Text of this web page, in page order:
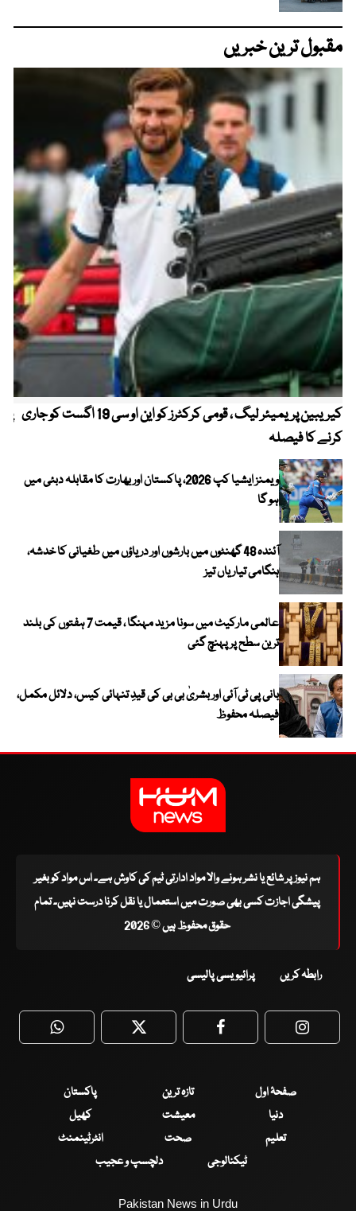
مقبول ترین خبریں
کیریبین پریمیئر لیگ ، قومی کرکٹرز کو این او سی 19 اگست کو جاری
کرنے کا فیصلہ
ویمنز ایشیا کپ 2026، پاکستان اور بھارت کا مقابلہ دبئی میں
ہو گا
آئندہ 48 گھنٹوں میں بارشوں اور دریاؤں میں طغیانی کا خدشہ،
ہنگامی تیاریاں تیز
عالمی مارکیٹ میں سونا مزید مہنگا ، قیمت 7 ہفتوں کی بلند
ترین سطح پر پہنچ گئی
بانی پی ٹی آئی اور بشریٰ بی بی کی قیدِ تنہائی کیس، دلائل مکمل،
فیصلہ محفوظ
ہم نیوز پر شائع یا نشر ہونے والا مواد ادارتی ٹیم کی کاوش ہے۔ اس مواد کو بغیر
پیشگی اجازت کسی بھی صورت میں استعمال یا نقل کرنا درست نہیں۔ تمام
حقوق محفوظ ہیں © 2026
رابطہ کریں پرائیویسی پالیسی
WhatsApp Twitter Facebook
صفحۂ اول تازہ ترین
پاکستان
دنیا
معیشت
کھیل
تعلیم
صحت
انٹرٹینمنٹ
ٹیکنالوجی
دلچسپ و عجیب
Pakistan News in Urdu